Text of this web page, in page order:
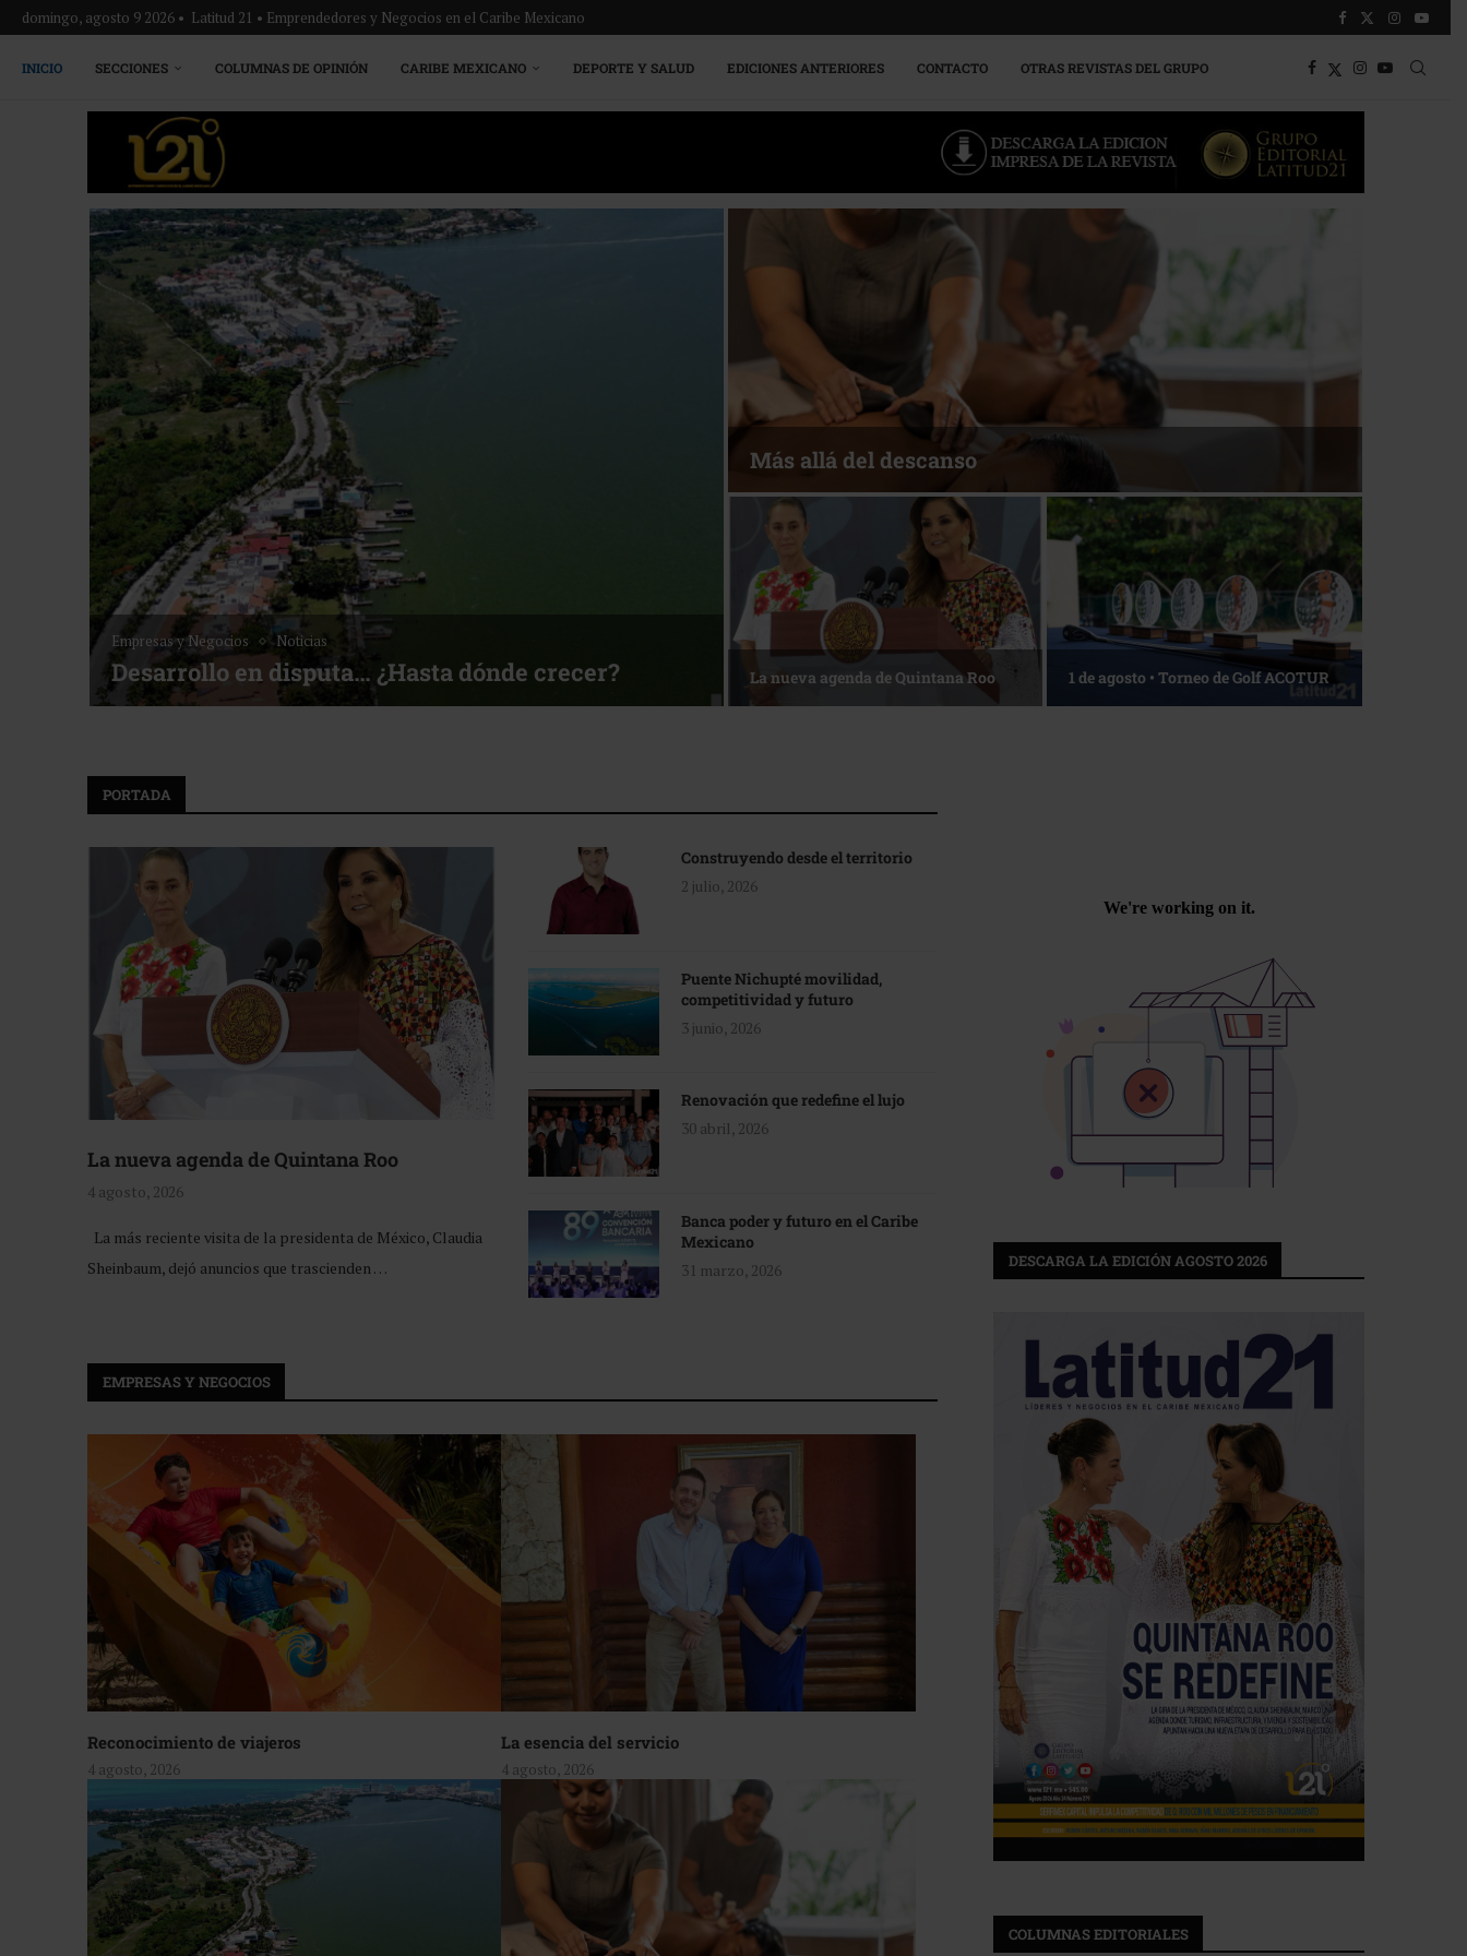
domingo, agosto 9 2026 • Latitud 21 • Emprendedores y Negocios en el Caribe Mexicano
INICIO SECCIONES COLUMNAS DE OPINIÓN CARIBE MEXICANO DEPORTE Y SALUD EDICIONES ANTERIORES CONTACTO OTRAS REVISTAS DEL GRUPO
• Torneo de Golf ACOTUR
Noticias
Bottega, un viaje servido a la mesa
Energía que Impulsa la competitividad
Reconocimiento de viajeros La esencia del servicio
PORTADA
La nueva agenda de Quintana Roo
4 agosto, 2026
La más reciente visita de la presidenta de México, Claudia
Sheinbaum, dejó anuncios que trascienden …
Construyendo desde el territorio
2 julio, 2026
Puente Nichupté movilidad,
competitividad y futuro
3 junio, 2026
Renovación que redefine el lujo
30 abril, 2026
Banca poder y futuro en el Caribe
Mexicano
31 marzo, 2026
EMPRESAS Y NEGOCIOS
Reconocimiento de viajeros
4 agosto, 2026
La esencia del servicio
4 agosto, 2026
DESCARGA LA EDICIÓN AGOSTO 2026
COLUMNAS EDITORIALES